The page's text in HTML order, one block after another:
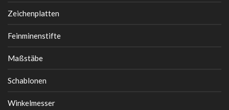
Zeichenplatten
Feinminenstifte
Maßstäbe
Schablonen
Winkelmesser